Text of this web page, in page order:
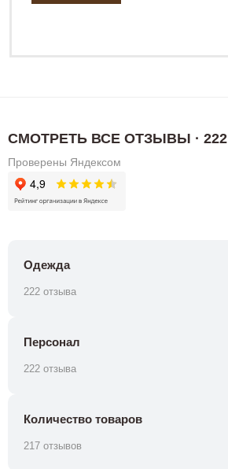
СМОТРЕТЬ ВСЕ ОТЗЫВЫ · 222
Проверены Яндексом
Одежда
222 отзыва
Персонал
222 отзыва
Количество товаров
217 отзывов